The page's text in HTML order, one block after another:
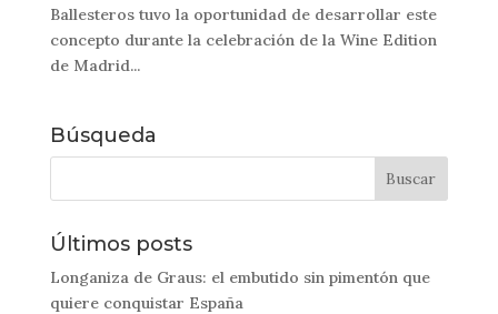
Ballesteros tuvo la oportunidad de desarrollar este
concepto durante la celebración de la Wine Edition
de Madrid...
Búsqueda
Últimos posts
Longaniza de Graus: el embutido sin pimentón que
quiere conquistar España